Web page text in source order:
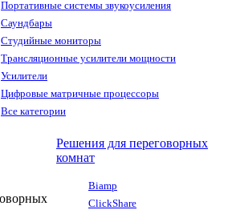
Портативные системы звукоусиления
Саундбары
Студийные мониторы
Трансляционные усилители мощности
Усилители
Цифровые матричные процессоры
Все категории
Решения для переговорных
комнат
Biamp
ClickShare